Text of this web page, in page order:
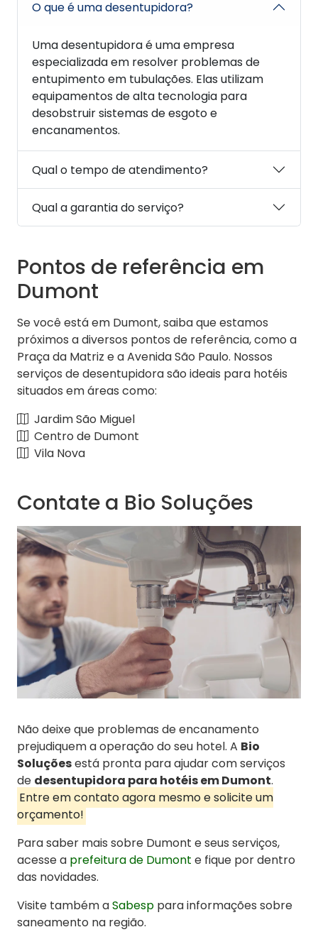
O que é uma desentupidora?
Uma desentupidora é uma empresa
especializada em resolver problemas de
entupimento em tubulações. Elas utilizam
equipamentos de alta tecnologia para
desobstruir sistemas de esgoto e
encanamentos.
Qual o tempo de atendimento?
Qual a garantia do serviço?
Pontos de referência em
Dumont
Se você está em Dumont, saiba que estamos
próximos a diversos pontos de referência, como a
Praça da Matriz e a Avenida São Paulo. Nossos
serviços de desentupidora são ideais para hotéis
situados em áreas como:
Jardim São Miguel
Centro de Dumont
Vila Nova
Contate a Bio Soluções
Não deixe que problemas de encanamento
prejudiquem a operação do seu hotel. A Bio
Soluçõesestá pronta para ajudar com serviços
de desentupidora para hotéis em Dumont.
Entre em contato agora mesmo e solicite um
orçamento!
Para saber mais sobre Dumont e seus serviços,
acesse a prefeitura de Dumont e fique por dentro
das novidades.
Visite também aSabesp para informações sobre
saneamento na região.